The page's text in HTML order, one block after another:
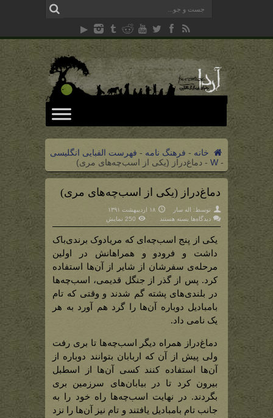
خانه - فرهنگ نامه - فهرست الفبایی انگلیسی
-
W
- دماغ‌دراز (یکی از اسب‌چه‌های مری)
دماغ‌دراز (یکی از اسب‌چه‌های مری)
توسط: اله سار
۱۸ اردیبهشت ۱۳۹۱
دیدگاه‌ها برای
از
اسب‌چه‌های
بسته هستند 250 نمایش
یکی از پنج اسب‌چه‌ای که مریادوک برندی‌باک
داشت و فرودو و همراهانش در اولین
مرحله‌ی سفرشان از شایر از آن‌ها استفاده
کرد. پس از گذر از جنگل قدیمی‌، اسب‌چه‌ها
در بلندی‌های پشته گم شدند و وقتی که تام
بامبادیل دوباره آن‌ها را گرد هم آورد به هر
یک نامی داد.
دماغ‌دراز همراه دیگر اسب‌چه‌ها تا بری رفت
ولی پیش از آن که اربابان بتوانند دوباره از
آن‌ها استفاده کنند کسی آن‌ها از اسطبل
بیرون کرد تا در بیابان‌های سرزمین بری
بگردند. در نهایت اسب‌چه‌ها راه خود را به
جانب تام بامبادیل یافتند و تام نیز آ‌ن‌ها را نزد